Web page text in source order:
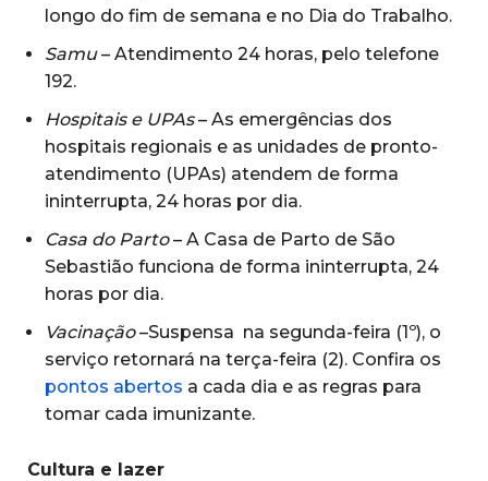
longo do fim de semana e no Dia do Trabalho.
Samu– Atendimento 24 horas, pelo telefone
192.
Hospitais e UPAs– As emergências dos
hospitais regionais e as unidades de pronto-
atendimento (UPAs) atendem de forma
ininterrupta, 24 horas por dia.
Casa do Parto– A Casa de Parto de São
Sebastião funciona de forma ininterrupta, 24
horas por dia.
Vacinação–Suspensa na segunda-feira (1º), o
serviço retornará na terça-feira (2). Confira os
pontos abertos a cada dia e as regras para
tomar cada imunizante.
Cultura e lazer